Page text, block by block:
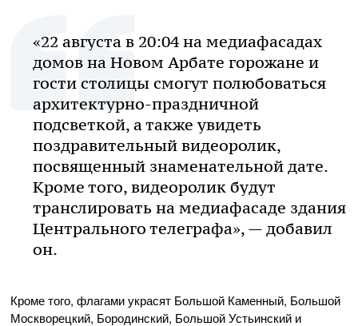
«22 августа в 20:04 на медиафасадах
домов на Новом Арбате горожане и
гости столицы смогут полюбоваться
архитектурно-праздничной
подсветкой, а также увидеть
поздравительный видеоролик,
посвященный знаменательной дате.
Кроме того, видеоролик будут
транслировать на медиафасаде здания
Центрального телеграфа», — добавил
он.
Кроме того, флагами украсят Большой Каменный, Большой
Москворецкий, Бородинский, Большой Устьинский и